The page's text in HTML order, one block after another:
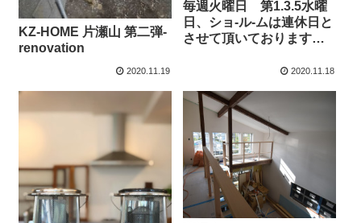
KZ-HOME 片瀬山 第二弾-
renovation
2020.11.19
毎週火曜日 第1.3.5水曜
日、ショ-ル-ムは連休日と
させて頂いております
2020.11.18